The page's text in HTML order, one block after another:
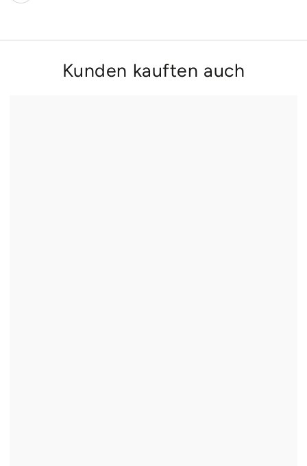
Kunden kauften auch